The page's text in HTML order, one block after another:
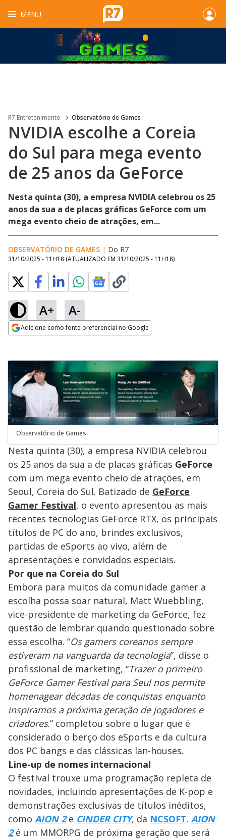
MENU
R7 Entretenimento Observatório de Games
NVIDIA escolhe a Coreia
do Sul para mega evento
de 25 anos da GeForce
Nesta quinta (30), a empresa NVIDIA celebrou os 25
anos da sua a de placas gráficas GeForce com um
mega evento cheio de atrações, em...
OBSERVATÓRIO DE GAMES | Do R7
31/10/2025 - 11H18 (ATUALIZADO EM 31/10/2025 - 11H18)
A+ A-
Adicione como fonte preferencial no Google
Observatório de Games
Nesta quinta (30), a empresa NVIDIA celebrou
os 25 anos da sua a de placas gráficas GeForce
com um mega evento cheio de atrações, em
Seoul, Coreia do Sul. Batizado de GeForce
Gamer Festival, o evento apresentou as mais
recentes tecnologias GeForce RTX, os principais
títulos de PC do ano, brindes exclusivos,
partidas de eSports ao vivo, além de
apresentações e convidados especiais.
Por que na Coreia do Sul
Embora para muitos da comunidade gamer a
escolha possa soar natural, Matt Wuebbling,
vice-presidente de marketing da GeForce, fez
questão de lembrar quando questionado sobre
essa escolha. “Os gamers coreanos sempre
estiveram na vanguarda da tecnologia”, disse o
profissional de marketing, “Trazer o primeiro
GeForce Gamer Festival para Seul nos permite
homenagear décadas de conquistas enquanto
inspiramos a próxima geração de jogadores e
criadores.” completou sobre o lugar que é
considerado o berço dos eSports e da cultura
dos PC bangs e das clássicas lan-houses.
Line-up de nomes internacional
O festival trouxe uma programação repleta de
novidades, incluindo apresentações de K-pop e
demonstrações exclusivas de títulos inéditos,
como AION 2e CINDER CITY, da NCSOFT. AION
2é um MMORPG de próxima geração que será